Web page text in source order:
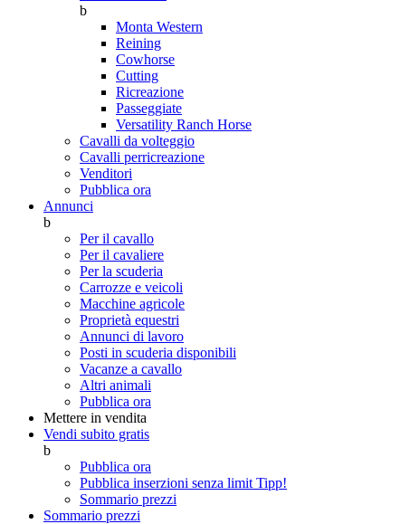
b
Monta Western
Reining
Cowhorse
Cutting
Ricreazione
Passeggiate
Versatility Ranch Horse
Cavalli da volteggio
Cavalli perricreazione
Venditori
Pubblica ora
Annunci
b
Per il cavallo
Per il cavaliere
Per la scuderia
Carrozze e veicoli
Macchine agricole
Proprietà equestri
Annunci di lavoro
Posti in scuderia disponibili
Vacanze a cavallo
Altri animali
Pubblica ora
Mettere in vendita
Vendi subito gratis
b
Pubblica ora
Pubblica inserzioni senza limit Tipp!
Sommario prezzi
Sommario prezzi